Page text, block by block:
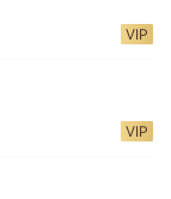
VIP
VIP